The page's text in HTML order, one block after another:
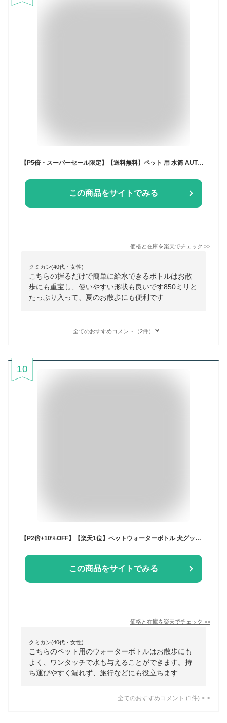
【P5倍・スーパーセール限定】【送料無料】ペット 用 水筒 AUTO PET MUG オートペットマグ 650ml 給水ボトル 皿 給水器 ウォーターボトル 犬 散歩 お散歩グッズ お散歩 ドライブ 車 ペット用品 ペット 犬用品 猫 日用品 防災 災害
この商品をサイトでみる
価格と在庫を楽天でチェック >>
クミカン(40代・女性)
こちらの握るだけで簡単に給水できるボトルはお散
歩にも重宝し、使いやすい形状も良いです850ミリと
たっぷり入って、夏のお散歩にも便利です
全てのおすすめコメント（2件）
10
【P2倍+10%OFF】【楽天1位】ペットウォーターボトル 犬グッズ ペット用品 ペット 水 水飲み ボトル 犬 ペットボトル ペット給水器 犬 グッズ 散歩 外出 ドライブ 旅行 漏れ防止 ワンタッチ 贈り物
この商品をサイトでみる
価格と在庫を楽天でチェック >>
クミカン(40代・女性)
こちらのペット用のウォーターボトルはお散歩にも
よく、ワンタッチで水も与えることができます。持
ち運びやすく漏れず、旅行などにも役立ちます
全てのおすすめコメント (1 件) >